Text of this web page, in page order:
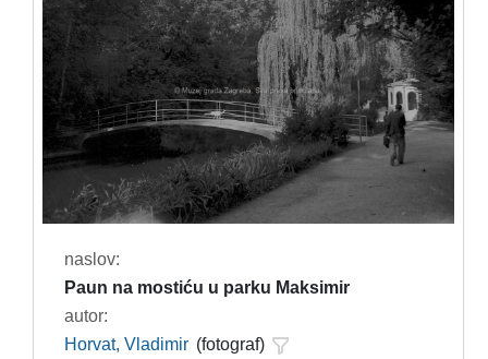
naslov:
Paun na mostiću u parku Maksimir
autor:
Horvat, Vladimir (fotograf)